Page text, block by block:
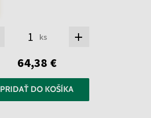
ks +
64,38 €
PRIDAŤ DO KOŠÍKA